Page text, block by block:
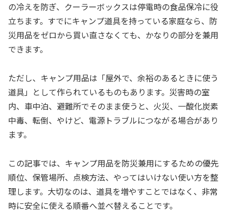
の冷えを防ぎ、クーラーボックスは停電時の食品保冷に役
立ちます。すでにキャンプ道具を持っている家庭なら、防
災用品をゼロから買い直さなくても、かなりの部分を兼用
できます。
ただし、キャンプ用品は「屋外で、余裕のあるときに使う
道具」として作られているものもあります。災害時の室
内、車中泊、避難所でそのまま使うと、火災、一酸化炭素
中毒、転倒、やけど、電源トラブルにつながる場合があり
ます。
この記事では、キャンプ用品を防災兼用にするための優先
順位、保管場所、点検方法、やってはいけない使い方を整
理します。大切なのは、道具を増やすことではなく、非常
時に安全に使える順番へ並べ替えることです。